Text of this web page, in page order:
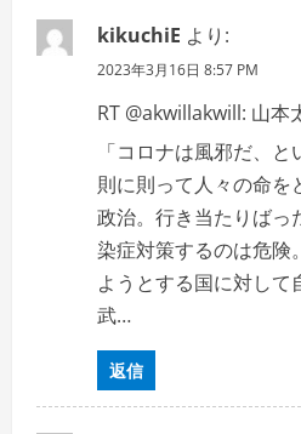
kikuchiE より:
2023年3月16日 8:57 PM
RT @akwillakwill: 山本
「コロナは風邪だ、
則に則って人々の命を
政治。行き当たりばっ
染症対策するのは危険
ようとする国に対して
武…
返信